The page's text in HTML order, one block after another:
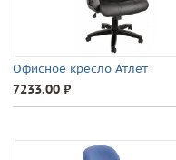
Офисное кресло Атлет
7233.00 ⃏